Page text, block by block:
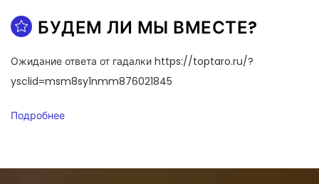
БУДЕМ ЛИ МЫ ВМЕСТЕ?
Ожидание ответа от гадалки https://toptaro.ru/?
ysclid=msm8sy1nmm876021845
Подробнее